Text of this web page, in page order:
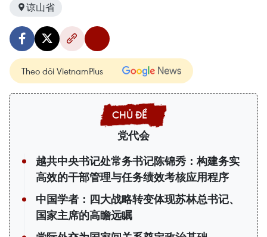
谅山省
Theo dõi VietnamPlus
党代会
越共中央书记处常务书记陈锦秀：构建务实
高效的干部管理与任务绩效考核应用程序
中国学者：四大战略转变体现苏林总书记、
国家主席的高瞻远瞩